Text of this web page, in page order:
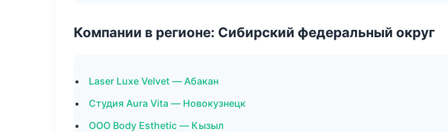
Компании в регионе: Сибирский федеральный округ
Laser Luxe Velvet — Абакан
Студия Aura Vita — Новокузнецк
ООО Body Esthetic — Кызыл